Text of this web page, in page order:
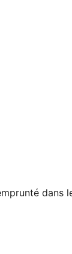
dans